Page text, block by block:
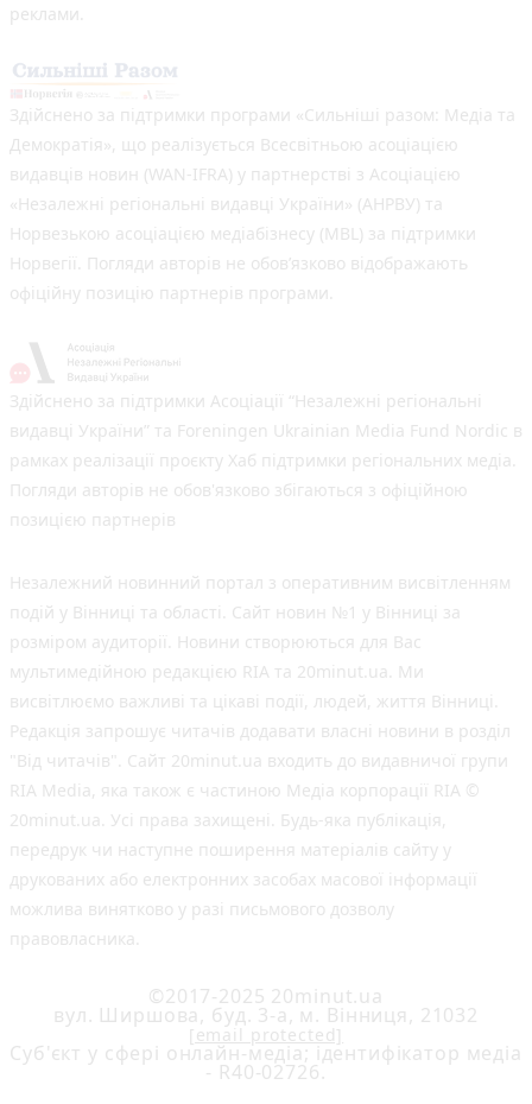
реклами.
Здійснено за підтримки програми «Сильніші разом: Медіа та
Демократія», що реалізується Всесвітньою асоціацією
видавців новин (WAN-IFRA) у партнерстві з Асоціацією
«Незалежні регіональні видавці України» (АНРВУ) та
Норвезькою асоціацією медіабізнесу (MBL) за підтримки
Норвегії. Погляди авторів не обов’язково відображають
офіційну позицію партнерів програми.
Здійснено за підтримки Асоціації “Незалежні регіональні
видавці України” та Foreningen Ukrainian Media Fund Nordic в
рамках реалізації проєкту Хаб підтримки регіональних медіа.
Погляди авторів не обов'язково збігаються з офіційною
позицією партнерів
Незалежний новинний портал з оперативним висвітленням
подій у Вінниці та області. Сайт новин №1 у Вінниці за
розміром аудиторії. Новини створюються для Вас
мультимедійною редакцією RIA та 20minut.ua. Ми
висвітлюємо важливі та цікаві події, людей, життя Вінниці.
Редакція запрошує читачів додавати власні новини в розділ
"Від читачів". Сайт 20minut.ua входить до видавничої групи
RIA Media, яка також є частиною Медіа корпорації RIA ©
20minut.ua. Усі права захищені. Будь-яка публiкацiя,
передрук чи наступне поширення матеріалів сайту у
друкованих або електронних засобах масової інформації
можлива винятково у разі письмового дозволу
правовласника.
©2017-2025 20minut.ua
вул. Ширшова, буд. 3-а, м. Вінниця, 21032
[email protected]
Cуб'єкт у сфері онлайн-медіа; ідентифікатор медіа
- R40-02726.